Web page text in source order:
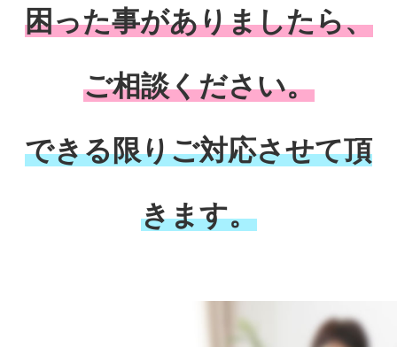
困った事がありましたら、
ご相談ください。
できる限りご対応させて頂
きます。